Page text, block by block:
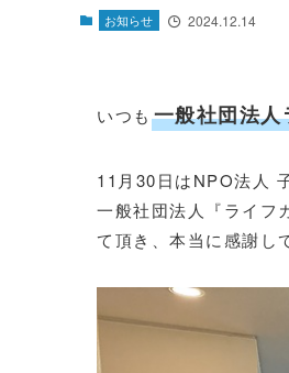
お知らせ 2024.12.14
いつも 一般社団法
11月30日はNPO法人
一般社団法人『ライフ
て頂き、本当に感謝し